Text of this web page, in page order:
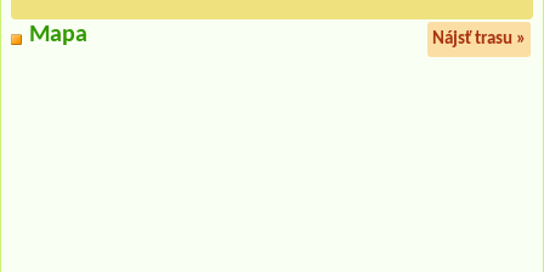
Mapa Nájsť trasu »